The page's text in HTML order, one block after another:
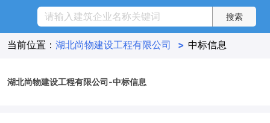
当前位置： 湖北尚物建设工程有限公司 > 中标信息
湖北尚物建设工程有限公司-中标信息